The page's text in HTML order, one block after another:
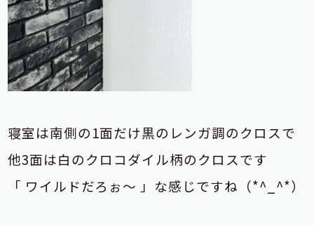
寝室は南側の1面だけ黒のレンガ調のクロスで
他3面は白のクロコダイル柄のクロスです
「 ワイルドだろぉ～ 」な感じですね（*^_^*）